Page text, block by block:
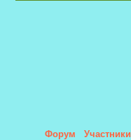
Форум Участники